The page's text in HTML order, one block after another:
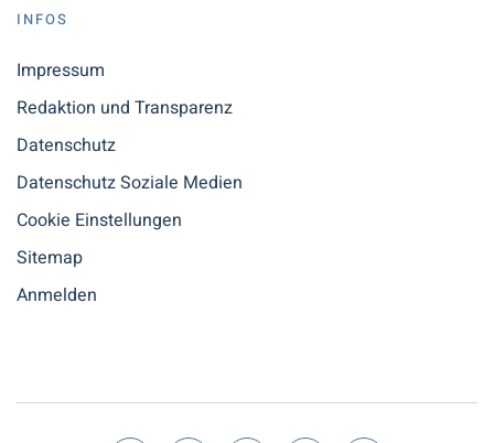
INFOS
Impressum
Redaktion und Transparenz
Datenschutz
Datenschutz Soziale Medien
Cookie Einstellungen
Sitemap
Anmelden